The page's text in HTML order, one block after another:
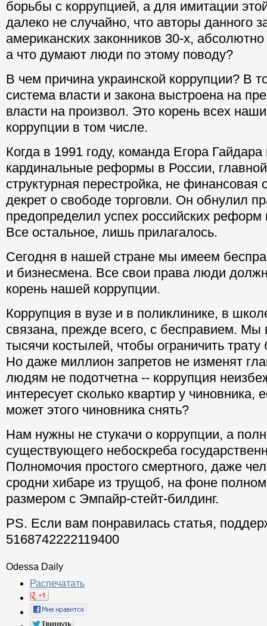
борьбы с коррупцией, а для имитации
далеко не случайно, что авторы данного
американских законников 30-х,
а что думают люди по этому поводу?
В чем причина украинской коррупции? В
система власти и закона выстроена на
власти на произвол. Это корень всех
коррупции в том числе.
Когда в 1991 году, команда Егора
кардинальные реформы в России,
структурная перестройка, не финансовая
декрет о свободе торговли. Он обнулил
предопределил успех российских реформ
Все остальное, лишь прилагалось.
Сегодня в нашей стране мы имеем
и бизнесмена. Все свои права люди
корень нашей коррупции.
Коррупция в вузе и в поликлинике, в
связана, прежде всего, с бесправием. Мы
тысячи костылей, чтобы ограничить
Но даже миллион запретов не изменят
людям не подотчетна -- коррупция
интересует сколько квартир у чиновника,
может этого чиновника снять?
Нам нужны не стукачи о коррупции, а
существующего небоскреба
Полномочия простого смертного, даже
сродни хибаре из трущоб, на фоне
размером с Эмпайр-стейт-билдинг.
PS. Если вам понравилась статья,
5168742222119400
Odessa Daily
Распечатать